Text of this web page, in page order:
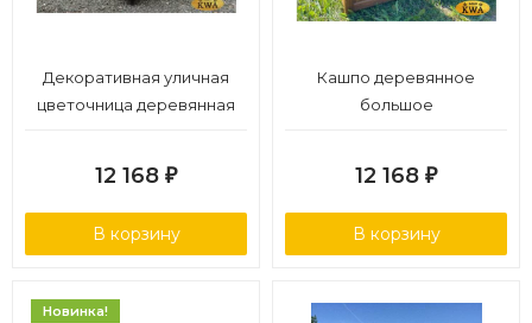
Декоративная уличная
цветочница деревянная
12 168 ₽
В корзину
Кашпо деревянное
большое
12 168 ₽
В корзину
Новинка!